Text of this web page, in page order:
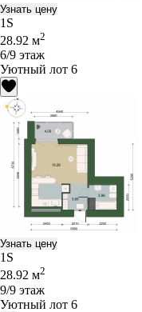
Узнать цену
1S
28.92 м2
6/9 этаж
Уютный лот 6
Узнать цену
1S
28.92 м2
9/9 этаж
Уютный лот 6